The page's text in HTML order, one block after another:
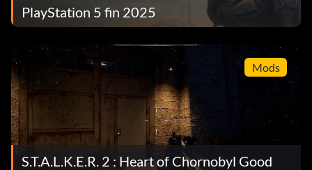
PlayStation 5 fin 2025
Mods
S.T.A.L.K.E.R. 2 : Heart of Chornobyl Good